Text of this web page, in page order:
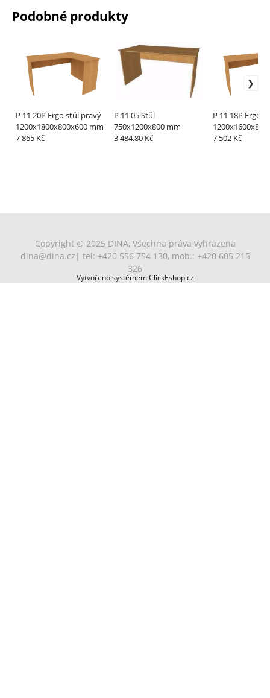
Podobné produkty
P 11 20P Ergo stůl pravý
1200x1800x800x600 mm
7 865 Kč
P 11 05 Stůl
750x1200x800 mm
3 484.80 Kč
P 11 18P Ergo
7 502 Kč
Copyright © 2025 DINA, Všechna práva vyhrazena
dina@dina.cz | tel: +420 556 754 130, mob.: +420 605 215
326
Vytvořeno systémem ClickEshop.cz